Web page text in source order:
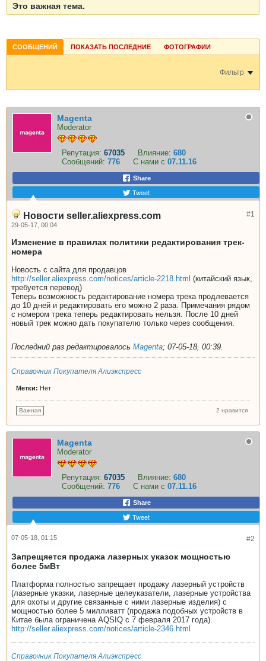
Это важная тема.
СООБЩЕНИЙ ПОКАЗАТЬ ПОСЛЕДНИЕ ФОТОГРАФИИ
Фильтр
Magenta
Moderator
Репутация: 67035 Влияние: 680
Сообщений: 776 С нами с 07.11.16
Share
Tweet
#1
Новости seller.aliexpress.com
29-05-17, 00:04
Изменение в правилах политики редактирования трек-
номера
Новость с сайта для продавцов
http://seller.aliexpress.com/notices/article-2218.html (китайский язык,
требуется перевод)
Теперь возможность редактирование номера трека продлевается
до 10 дней и редактировать его можно 2 раза. Примечания рядом
с номером трека теперь редактировать нельзя. После 10 дней
новый трек можно дать покупателю только через сообщения.
Последний раз редактировалось Magenta; 07-05-18, 00:39.
Справочник Покупателя Алиэкспресс
Метки: Нет
Важная 2 нравится
Magenta
Moderator
Репутация: 67035 Влияние: 680
Сообщений: 776 С нами с 07.11.16
Share
Tweet
#2
07-05-18, 01:15
Запрещяется продажа лазерных указок мощностью
более 5мВт
Платформа полностью запрещает продажу лазерный устройств
(лазерные указки, лазерные целеуказатели, лазерные устройства
для охоты и другие связанные с ними лазерные изделия) с
мощностью более 5 милливатт (продажа подобных устройств в
Китае была ограничена AQSIQ с 7 февраля 2017 года).
http://seller.aliexpress.com/notices/article-2346.html
Справочник Покупателя Алиэкспресс